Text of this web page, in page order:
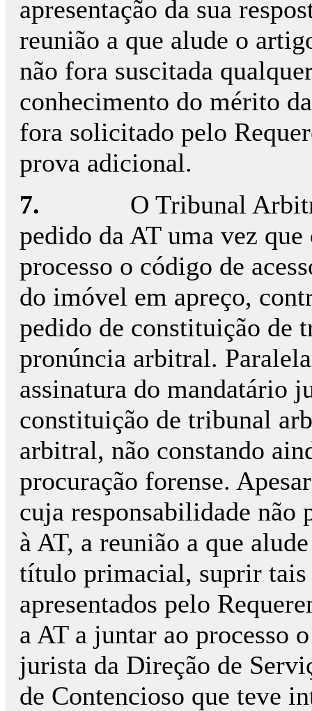
apresentação da sua
reunião a que alude o
não fora suscitada
conhecimento do mérito
fora solicitado pelo
prova adicional.
7. O Tribunal
pedido da AT uma vez
processo o código de
do imóvel em apreço,
pedido de constituição de
pronúncia arbitral.
assinatura do mandatário
constituição de tribunal
arbitral, não constando
procuração forense.
cuja responsabilidade não
à AT, a reunião a que
título primacial, suprir tais
apresentados pelo
a AT a juntar ao processo
jurista da Direção de
de Contencioso que teve